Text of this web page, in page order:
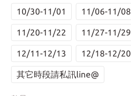
10/30-11/01 11/06-11/08
11/20-11/22 11/27-11/29
12/11-12/13 12/18-12/20
其它時段請私訊line@